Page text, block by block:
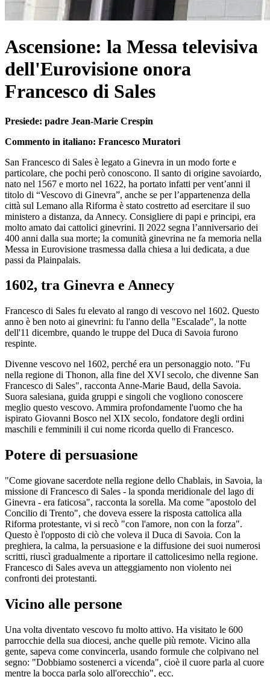
Ascensione: la Messa televisiva
dell'Eurovisione onora
Francesco di Sales
Presiede: padre Jean-Marie Crespin
Commento in italiano: Francesco Muratori
San Francesco di Sales è legato a Ginevra in un modo forte e
particolare, che pochi però conoscono. Il santo di origine savoiardo,
nato nel 1567 e morto nel 1622, ha portato infatti per vent’anni il
titolo di “Vescovo di Ginevra”, anche se per l’appartenenza della
città sul Lemano alla Riforma è stato costretto ad esercitare il suo
ministero a distanza, da Annecy. Consigliere di papi e principi, era
molto amato dai cattolici ginevrini. Il 2022 segna l’anniversario dei
400 anni dalla sua morte; la comunità ginevrina ne fa memoria nella
Messa in Eurovisione trasmessa dalla chiesa a lui dedicata, a due
passi da Plainpalais.
1602, tra Ginevra e Annecy
Francesco di Sales fu elevato al rango di vescovo nel 1602. Questo
anno è ben noto ai ginevrini: fu l'anno della "Escalade", la notte
dell'11 dicembre, quando le truppe del Duca di Savoia furono
respinte.
Divenne vescovo nel 1602, perché era un personaggio noto. "Fu
nella regione di Thonon, alla fine del XVI secolo, che divenne San
Francesco di Sales", racconta Anne-Marie Baud, della Savoia.
Suora salesiana, guida gruppi e singoli che vogliono conoscere
meglio questo vescovo. Ammira profondamente l'uomo che ha
ispirato Giovanni Bosco nel XIX secolo, fondatore degli ordini
maschili e femminili il cui nome ricorda quello di Francesco.
Potere di persuasione
"Come giovane sacerdote nella regione dello Chablais, in Savoia, la
missione di Francesco di Sales - la sponda meridionale del lago di
Ginevra - era faticosa", racconta la sorella. Ma come "apostolo del
Concilio di Trento", che doveva essere la risposta cattolica alla
Riforma protestante, vi si recò "con l'amore, non con la forza".
Questo è l'opposto di ciò che voleva il Duca di Savoia. Con la
preghiera, la calma, la persuasione e la diffusione dei suoi numerosi
scritti, riuscì gradualmente a riportare il cattolicesimo nella regione.
Francesco di Sales aveva un atteggiamento non violento nei
confronti dei protestanti.
Vicino alle persone
Una volta diventato vescovo fu molto attivo. Ha visitato le 600
parrocchie della sua diocesi, anche quelle più remote. Vicino alla
gente, sapeva come convincerla, usando formule che colpivano nel
segno: "Dobbiamo sostenerci a vicenda", cioè il cuore parla al cuore
mentre la bocca parla solo all'orecchio", ecc.